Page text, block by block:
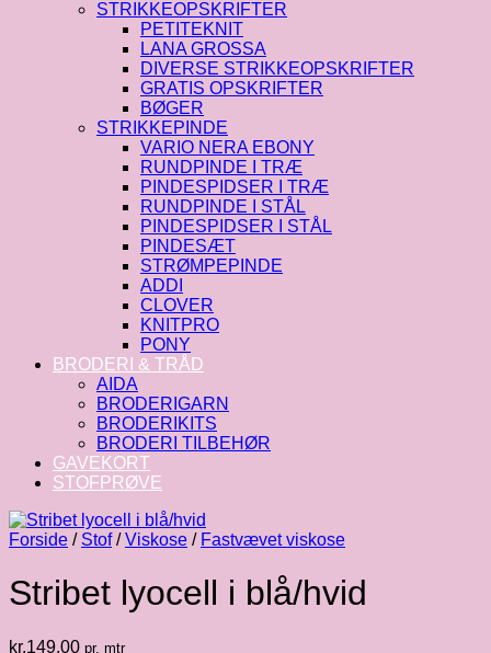
STRIKKEOPSKRIFTER
PETITEKNIT
LANA GROSSA
DIVERSE STRIKKEOPSKRIFTER
GRATIS OPSKRIFTER
BØGER
STRIKKEPINDE
VARIO NERA EBONY
RUNDPINDE I TRÆ
PINDESPIDSER I TRÆ
RUNDPINDE I STÅL
PINDESPIDSER I STÅL
PINDESÆT
STRØMPEPINDE
ADDI
CLOVER
KNITPRO
PONY
BRODERI & TRÅD
AIDA
BRODERIGARN
BRODERIKITS
BRODERI TILBEHØR
GAVEKORT
STOFPRØVE
Forside / Stof / Viskose / Fastvævet viskose
Stribet lyocell i blå/hvid
kr.149.00 pr. mtr